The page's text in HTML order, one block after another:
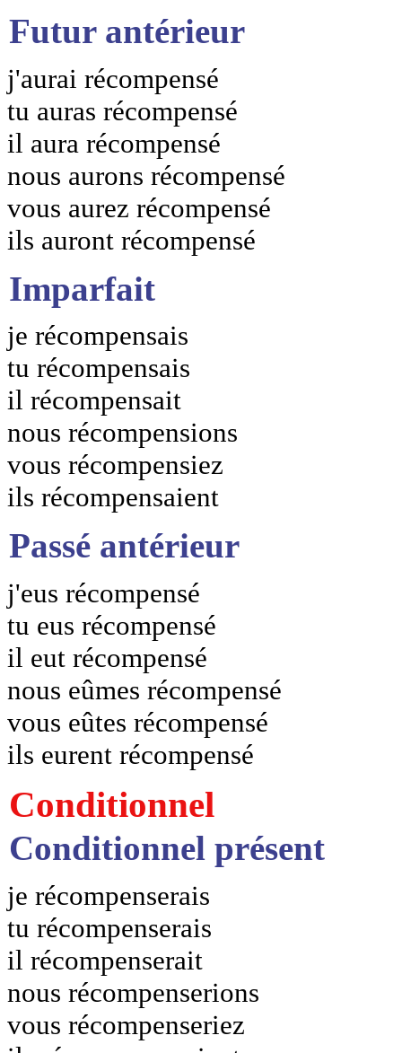
Futur antérieur
j'aurai récompensé
tu auras récompensé
il aura récompensé
nous aurons récompensé
vous aurez récompensé
ils auront récompensé
Imparfait
je récompensais
tu récompensais
il récompensait
nous récompensions
vous récompensiez
ils récompensaient
Passé antérieur
j'eus récompensé
tu eus récompensé
il eut récompensé
nous eûmes récompensé
vous eûtes récompensé
ils eurent récompensé
Conditionnel
Conditionnel présent
je récompenserais
tu récompenserais
il récompenserait
nous récompenserions
vous récompenseriez